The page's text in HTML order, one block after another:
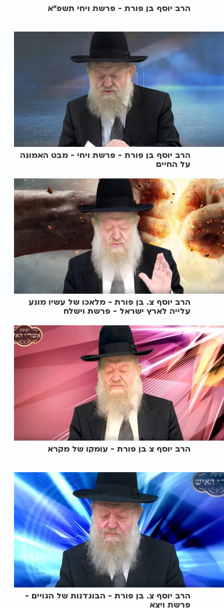
הרב יוסף בן פורת - פרשת ויחי תשפ"א
הרב יוסף בן פורת - פרשת ויחי - מבט האמונה
על החיים
הרב יוסף צ. בן פורת - מלאכו של עשיו מונע
עלייה לארץ ישראל - פרשת וישלח
הרב יוסף צ בן פורת - עומקו של מקרא
הרב יוסף צ. בן פורת - הבוגדנות של הגויים -
פרשת ויצא